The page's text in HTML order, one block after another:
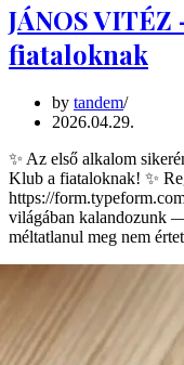
JÁNOS
fiataloknak
by tandem
2026.04.29.
✨ Az első alkalom
Klub a fiataloknak! ✨
https://
világában kalandozunk
méltatlanul meg nem